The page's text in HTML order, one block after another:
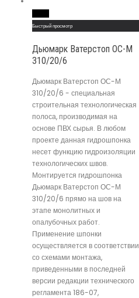
Быстрый просмотр
Дьюмарк Ватерстоп ОС-М
310/20/6
Дьюмарк Ватерстоп ОС-М
310/20/6 - специальная
строительная технологическая
полоса, производимая на
основе ПВХ сырья. В любом
проекте данная гидрошпонка
несет функцию гидроизоляции
технологических швов.
Монтируется гидрошпонка
Дьюмарк Ватерстоп ОС-М
310/20/6 прямо на шов на
этапе монолитных и
опалубочных работ.
Применение шпонки
осуществляется в соответствии
со схемами монтажа,
приведенными в последней
версии редакции технического
регламента 186-07,